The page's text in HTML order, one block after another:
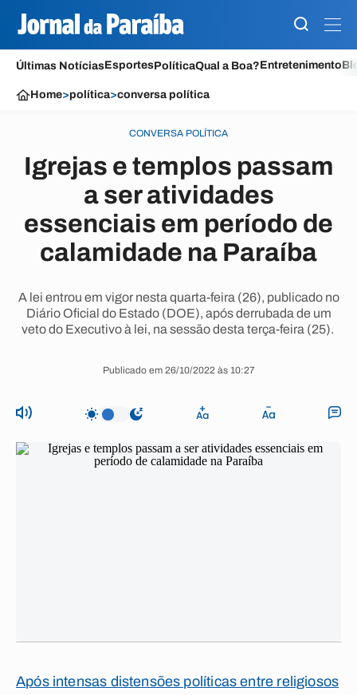
Últimas NotíciasEsportesPolíticaQual a Boa?Entretenimento
Home>política>conversa política
CONVERSA POLÍTICA
Igrejas e templos passam
a ser atividades
essenciais em período de
calamidade na Paraíba
A lei entrou em vigor nesta quarta-feira (26), publicado no
Diário Oficial do Estado (DOE), após derrubada de um
veto do Executivo à lei, na sessão desta terça-feira (25).
Publicado em 26/10/2022 às 10:27
Após intensas distensões políticas entre religiosos